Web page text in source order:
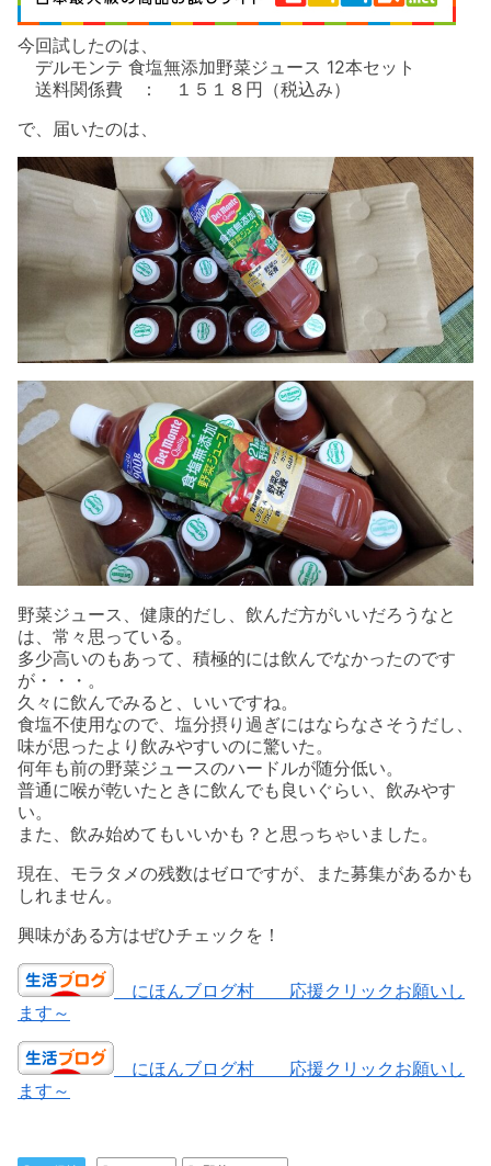
今回試したのは、
デルモンテ 食塩無添加野菜ジュース 12本セット
送料関係費 ： １５１８円（税込み）
で、届いたのは、
野菜ジュース、健康的だし、飲んだ方がいいだろうなと
は、常々思っている。
多少高いのもあって、積極的には飲んでなかったのです
が・・・。
久々に飲んでみると、いいですね。
食塩不使用なので、塩分摂り過ぎにはならなさそうだし、
味が思ったより飲みやすいのに驚いた。
何年も前の野菜ジュースのハードルが随分低い。
普通に喉が乾いたときに飲んでも良いぐらい、飲みやす
い。
また、飲み始めてもいいかも？と思っちゃいました。
現在、モラタメの残数はゼロですが、また募集があるかも
しれません。
興味がある方はぜひチェックを！
にほんブログ村 応援クリックお願いし
ます～
にほんブログ村 応援クリックお願いし
ます～